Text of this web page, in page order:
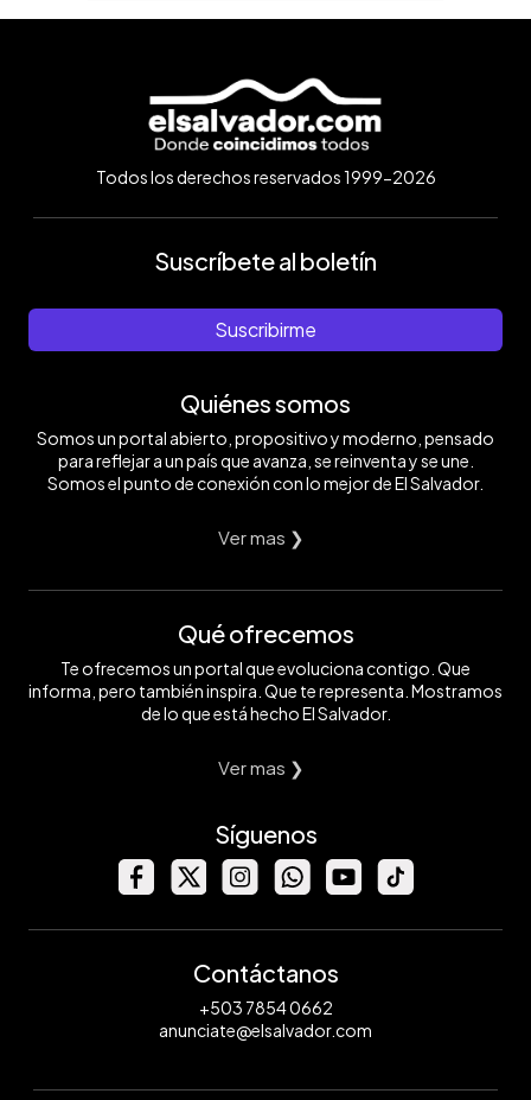
Todos los derechos reservados 1999-2026
Suscríbete al boletín
Suscribirme
Quiénes somos
Somos un portal abierto, propositivo y moderno, pensado
para reflejar a un país que avanza, se reinventa y se une.
Somos el punto de conexión con lo mejor de El Salvador.
Ver mas ❯
Qué ofrecemos
Te ofrecemos un portal que evoluciona contigo. Que
informa, pero también inspira. Que te representa. Mostramos
de lo que está hecho El Salvador.
Ver mas ❯
Síguenos
Contáctanos
+503 7854 0662
anunciate@elsalvador.com